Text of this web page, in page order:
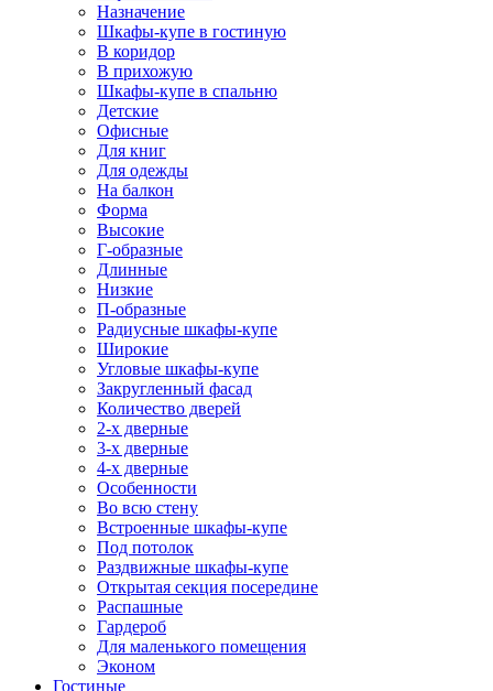
Назначение
Шкафы-купе в гостиную
В коридор
В прихожую
Шкафы-купе в спальню
Детские
Офисные
Для книг
Для одежды
На балкон
Форма
Высокие
Г-образные
Длинные
Низкие
П-образные
Радиусные шкафы-купе
Широкие
Угловые шкафы-купе
Закругленный фасад
Количество дверей
2-х дверные
3-х дверные
4-х дверные
Особенности
Во всю стену
Встроенные шкафы-купе
Под потолок
Раздвижные шкафы-купе
Открытая секция посередине
Распашные
Гардероб
Для маленького помещения
Эконом
Гостиные